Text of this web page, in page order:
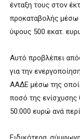
ένταξη τους στον
προκαταβολής μέσω
ύψους 500 εκατ.
Αυτό προβλέπει
για την
ΑΑΔΕ μέσω της
ποσό της ενίσχυσης
50.000 ευρώ ανά